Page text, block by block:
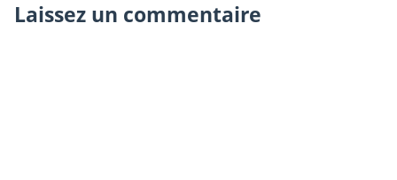
Laissez un commentaire